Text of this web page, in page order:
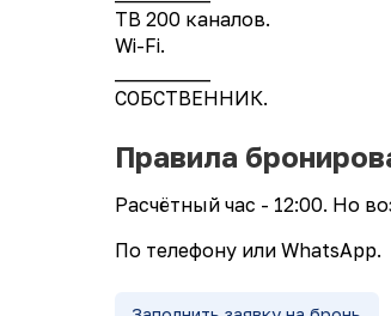
ТВ 200 каналов.
Wi-Fi.
СОБСТВЕННИК.
Правила
Расчётный час - 12:00. Но
По телефону или WhatsApp.